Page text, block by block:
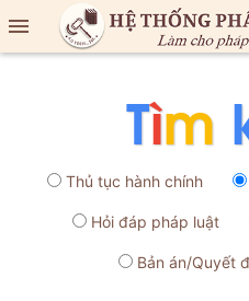

Thủ tục hành chính
Hỏi đáp pháp luật
Bản án/Quyết